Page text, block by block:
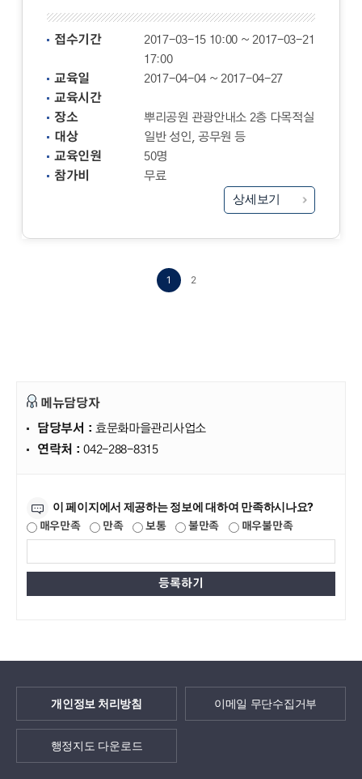
접수기간
2017-03-15 10:00 ~ 2017-03-21
17:00
교육일
2017-04-04 ~ 2017-04-27
교육시간
장소
뿌리공원 관광안내소 2층 다목적실
대상
일반 성인, 공무원 등
교육인원
50명
참가비
무료
상세보기
1 2
메뉴담당자
담당부서 : 효문화마을관리사업소
연락처 :042-288-8315
이 페이지에서 제공하는 정보에 대하여 만족하시나요?
매우만족 만족 보통 불만족 매우불만족
개인정보 처리방침 이메일 무단수집거부
행정지도 다운로드